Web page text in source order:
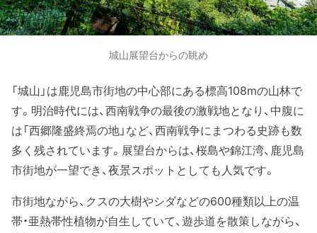
城山展望台からの眺め
「城山」は鹿児島市街地の中心部にある標高108mの山林で
す。明治時代には、西南戦争の最後の激戦地となり、中腹に
は「西郷隆盛終焉の地」など、西南戦争にまつわる史跡も数
多く残されています。展望台からは、桜島や錦江湾、鹿児島
市街地が一望でき、夜景スポットとしても人気です。
市街地ながら、クスの大樹やシダなどの600種類以上の温
帯・亜熱帯性植物が自生していて、遊歩道を散策しながら、